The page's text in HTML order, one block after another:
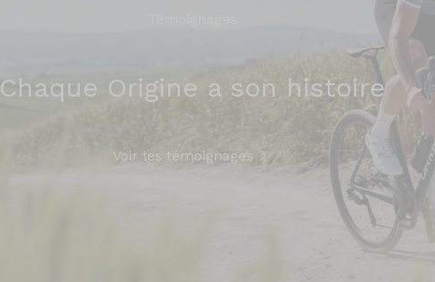
Chaque Origine a son histoire
Voir les témoignages